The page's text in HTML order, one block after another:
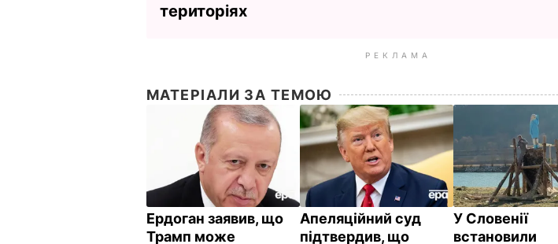
територіях
РЕКЛАМА
МАТЕРІАЛИ ЗА ТЕМОЮ
Ердоган заявив, що
Трамп може
Апеляційний суд
підтвердив, що
У Словенії
встановили